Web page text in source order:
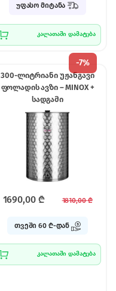
უფასო მიტანა
კალათაში დამატება
-7%
300-ლიტრიანი უჟანგავი
ფოლადის ავზი – MINOX +
სადგამი
1690,00 ₾ 1810,00₾
თვეში 60 ₾-დან
კალათაში დამატება